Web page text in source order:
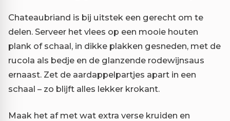
Chateaubriand is bij uitstek een gerecht om te
delen. Serveer het vlees op een mooie houten
plank of schaal, in dikke plakken gesneden, met de
rucola als bedje en de glanzende rodewijnsaus
ernaast. Zet de aardappelpartjes apart in een
schaal – zo blijft alles lekker krokant.
Maak het af met wat extra verse kruiden en